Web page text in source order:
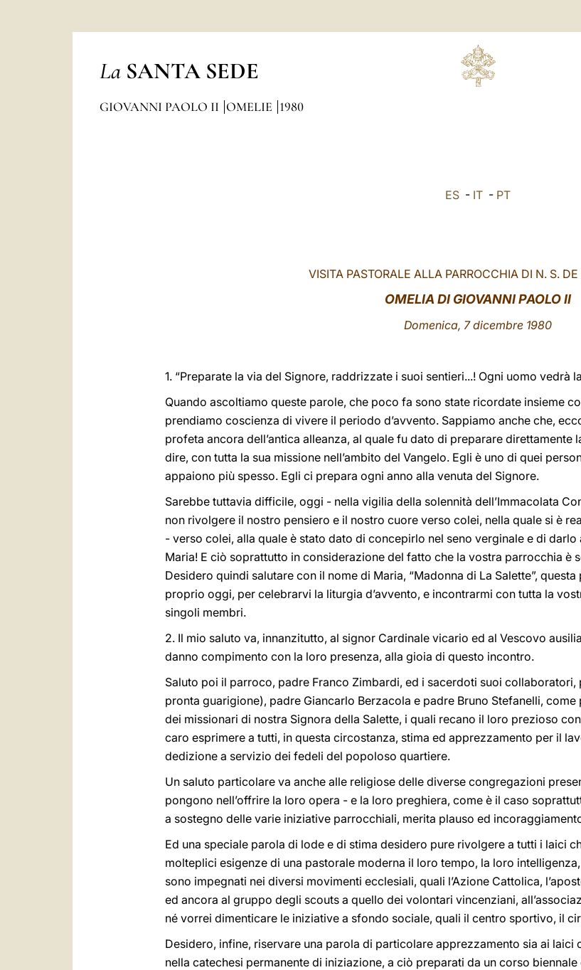
La SANTA SEDE
GIOVANNI PAOLO II OMELIE 1980
ES - IT - PT
VISITA PASTORALE ALLA PARROCCHIA DI N. S.
OMELIA DI GIOVANNI PAOLO II
Domenica, 7 dicembre 1980
1. “Preparate la via del Signore, raddrizzate i suoi sentieri...! Ogni uomo vedrà
Quando ascoltiamo queste parole, che poco fa sono state ricordate insieme
prendiamo coscienza di vivere il periodo d’avvento. Sappiamo anche che,
profeta ancora dell’antica alleanza, al quale fu dato di preparare direttamente
dire, con tutta la sua missione nell’ambito del Vangelo. Egli è uno di quei
appaiono più spesso. Egli ci prepara ogni anno alla venuta del Signore.
Sarebbe tuttavia difficile, oggi - nella vigilia della solennità dell’Immacolata
non rivolgere il nostro pensiero e il nostro cuore verso colei, nella quale si è
- verso colei, alla quale è stato dato di concepirlo nel seno verginale e di
Maria! E ciò soprattutto in considerazione del fatto che la vostra parrocchia è
Desidero quindi salutare con il nome di Maria, “Madonna di La Salette”,
proprio oggi, per celebrarvi la liturgia d’avvento, e incontrarmi con tutta la
singoli membri.
2. Il mio saluto va, innanzitutto, al signor Cardinale vicario ed al Vescovo
danno compimento con la loro presenza, alla gioia di questo incontro.
Saluto poi il parroco, padre Franco Zimbardi, ed i sacerdoti suoi collaboratori,
pronta guarigione), padre Giancarlo Berzacola e padre Bruno Stefanelli,
dei missionari di nostra Signora della Salette, i quali recano il loro prezioso
caro esprimere a tutti, in questa circostanza, stima ed apprezzamento per il
dedizione a servizio dei fedeli del popoloso quartiere.
Un saluto particolare va anche alle religiose delle diverse congregazioni
pongono nell’offrire la loro opera - e la loro preghiera, come è il caso
a sostegno delle varie iniziative parrocchiali, merita plauso ed
Ed una speciale parola di lode e di stima desidero pure rivolgere a tutti i laici
molteplici esigenze di una pastorale moderna il loro tempo, la loro
sono impegnati nei diversi movimenti ecclesiali, quali l’Azione Cattolica,
ed ancora al gruppo degli scouts a quello dei volontari vincenziani,
né vorrei dimenticare le iniziative a sfondo sociale, quali il centro sportivo, il
Desidero, infine, riservare una parola di particolare apprezzamento sia ai
nella catechesi permanente di iniziazione, a ciò preparati da un corso